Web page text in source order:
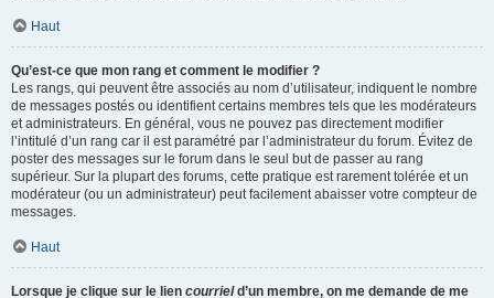
Haut
Qu’est-ce que mon rang et comment le modifier ?
Les rangs, qui peuvent être associés au nom d’utilisateur, indiquent le nombre
de messages postés ou identifient certains membres tels que les modérateurs
et administrateurs. En général, vous ne pouvez pas directement modifier
l’intitulé d’un rang car il est paramétré par l’administrateur du forum. Évitez de
poster des messages sur le forum dans le seul but de passer au rang
supérieur. Sur la plupart des forums, cette pratique est rarement tolérée et un
modérateur (ou un administrateur) peut facilement abaisser votre compteur de
messages.
Haut
Lorsque je clique sur le lien courrield’un membre, on me demande de me